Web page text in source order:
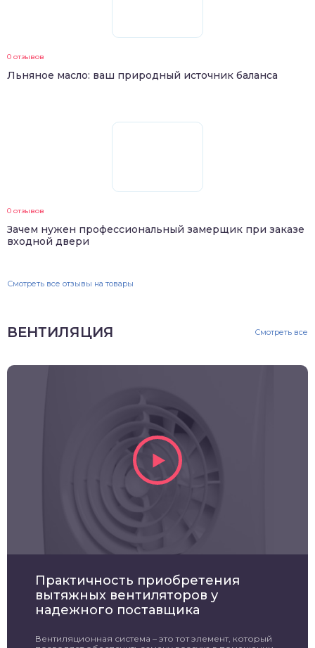
0 отзывов
Льняное масло: ваш природный источник баланса
0 отзывов
Зачем нужен профессиональный замерщик при заказе
входной двери
Смотреть все отзывы на товары
ВЕНТИЛЯЦИЯ Смотреть все
Практичность приобретения
вытяжных вентиляторов у
надежного поставщика
Вентиляционная система – это тот элемент, который